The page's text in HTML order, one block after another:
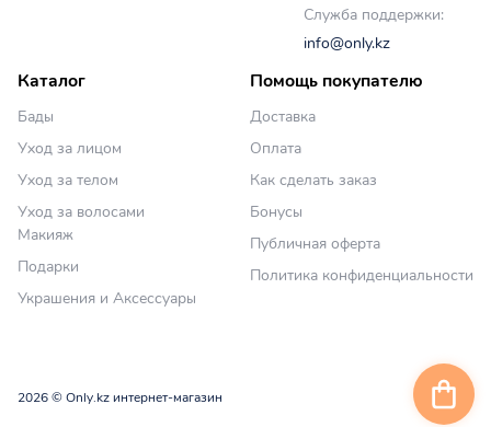
Служба поддержки:
info@only.kz
Каталог
Бады
Уход за лицом
Уход за телом
Уход за волосами
Макияж
Подарки
Украшения и Аксессуары
Помощь покупателю
Доставка
Оплата
Как сделать заказ
Бонусы
Публичная оферта
Политика конфиденциальности
2026 © Only.kz интернет-магазин